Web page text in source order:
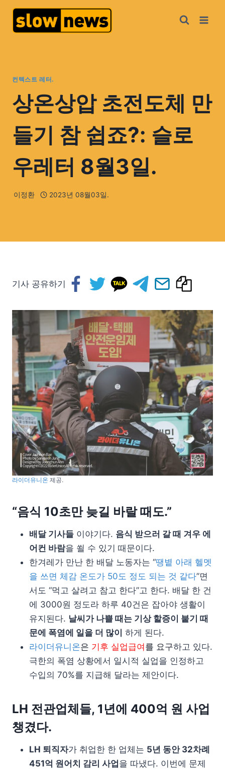
컨텍스트 레터.
상온상압 초전도체 만
들기 참 쉽죠?: 슬로
우레터 8월3일.
이정환 2023년 08월03일.
기사 공유하기
라이더유니온 제공.
“음식 10초만 늦길 바랄 때도.”
배달 기사들 이야기다. 음식 받으러 갈 때 겨우 에
어컨 바람을 쐴 수 있기 때문이다.
한겨레가 만난 한 배달 노동자는 “땡볕 아래 헬멧
을 쓰면 체감 온도가 50도 정도 되는 것 같다”면
서도 “먹고 살려고 참고 한다”고 한다. 배달 한 건
에 3000원 정도라 하루 40건은 잡아야 생활이
유지된다. 날씨가 나쁠 때는 기상 할증이 붙기 때
문에 폭염에 일을 더 많이 하게 된다.
라이더유니온은 기후 실업급여를 요구하고 있다.
극한의 폭염 상황에서 일시적 실업을 인정하고
수입의 70%를 지급해 달라는 제안이다.
LH 전관업체들, 1년에 400억 원 사업
챙겼다.
LH 퇴직자가 취업한 한 업체는 5년 동안 32차례
451억 원어치 감리 사업을 따냈다. 이번에 문제